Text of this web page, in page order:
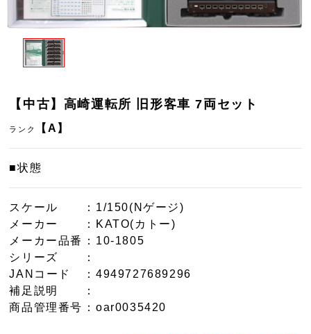
【中古】高崎運転所 旧形客車 7両セット
ランク 【A】
■状態
スケール
：1/150(Nゲージ)
メーカー
：KATO(カトー)
メーカー品番
：10-1805
シリーズ
：
JANコード
：4949727689296
補足説明
：
商品管理番号 ：oar0035420